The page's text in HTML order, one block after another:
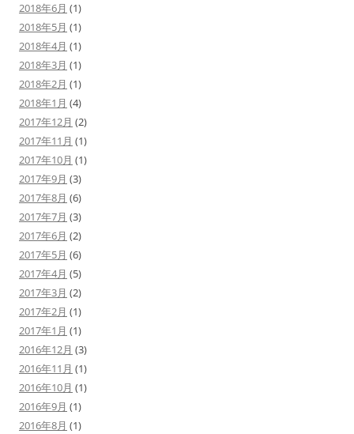
2018年6月 (1)
2018年5月 (1)
2018年4月 (1)
2018年3月 (1)
2018年2月 (1)
2018年1月 (4)
2017年12月 (2)
2017年11月 (1)
2017年10月 (1)
2017年9月 (3)
2017年8月 (6)
2017年7月 (3)
2017年6月 (2)
2017年5月 (6)
2017年4月 (5)
2017年3月 (2)
2017年2月 (1)
2017年1月 (1)
2016年12月 (3)
2016年11月 (1)
2016年10月 (1)
2016年9月 (1)
2016年8月 (1)